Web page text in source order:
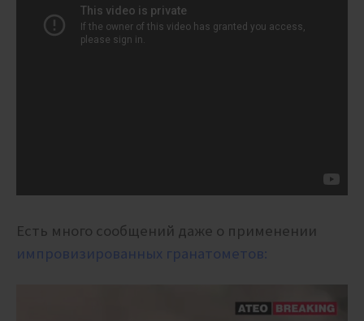
Есть много сообщений даже о применении
импровизированных гранатометов: